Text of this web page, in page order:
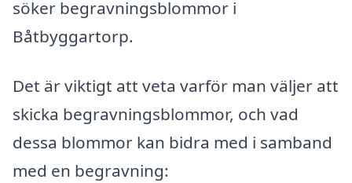
söker begravningsblommor i
Båtbyggartorp.
Det är viktigt att veta varför man väljer att
skicka begravningsblommor, och vad
dessa blommor kan bidra med i samband
med en begravning: